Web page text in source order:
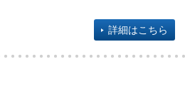
詳細はこちら